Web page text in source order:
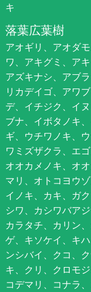
キ
落葉広葉樹
アオギリ、アオダ
ワ、アキグミ、ア
アズキナシ、アブ
リカデイゴ、アワ
デ、イチジク、イ
ブナ、イボタノキ
ギ、ウチワノキ、
ワミズザクラ、エ
オオカメノキ、オ
マリ、オトコヨウ
イノキ、カキ、ガ
シワ、カシワバア
カラタチ、カリン
ゲ、キソケイ、キ
ンシバイ、クコ、
キ、クリ、クロモ
コデマリ、コナラ